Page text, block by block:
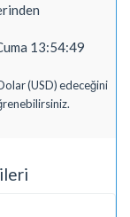
13:54:49
(USD) edeceğini